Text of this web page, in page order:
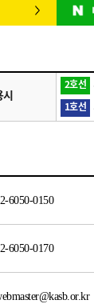
2호선
1호선
6050-0150
6050-0170